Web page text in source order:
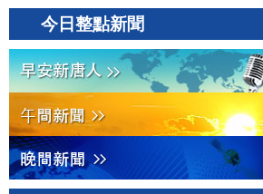
今日整點新聞